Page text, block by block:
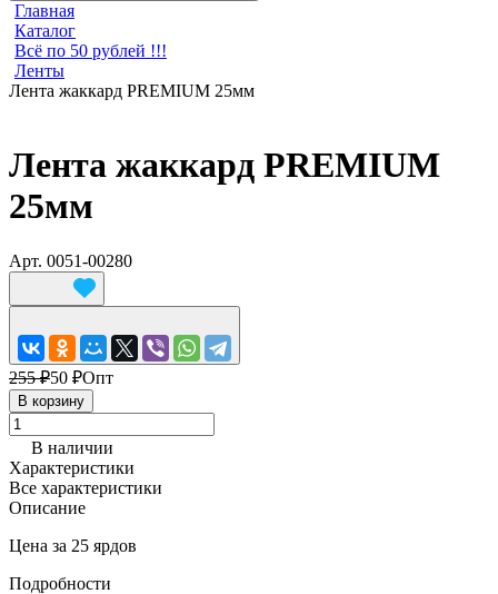
Главная
Каталог
Всё по 50 рублей !!!
Ленты
Лента жаккард PREMIUM 25мм
Лента жаккард PREMIUM
25мм
Арт. 0051-00280
255 ₽50 ₽Опт
В корзину
В наличии
Характеристики
Все характеристики
Описание
Цена за 25 ярдов
Подробности